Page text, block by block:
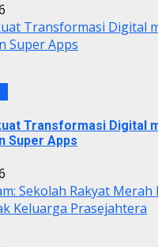
Transformasi Digital
Super Apps
Transformasi Digital
Super Apps
Sekolah Rakyat
Keluarga Prasejahtera